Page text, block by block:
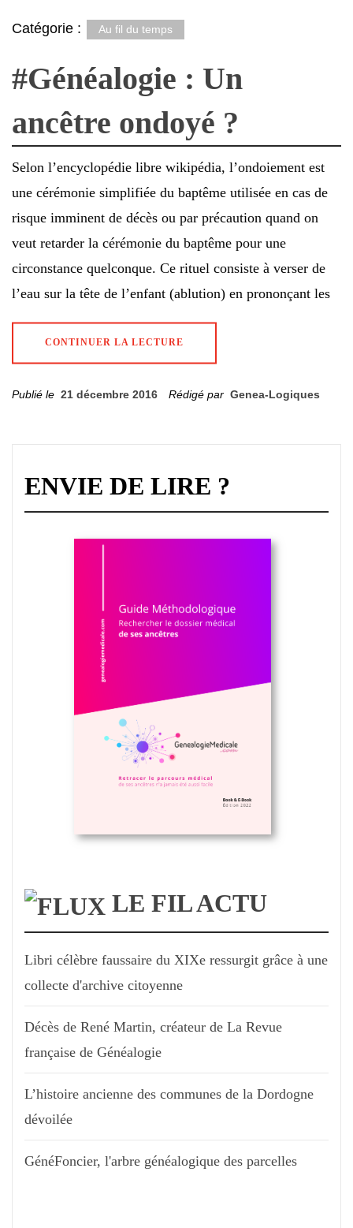
Catégorie : Au fil du temps
#Généalogie : Un
ancêtre ondoyé ?
Selon l’encyclopédie libre wikipédia, l’ondoiement est
une cérémonie simplifiée du baptême utilisée en cas de
risque imminent de décès ou par précaution quand on
veut retarder la cérémonie du baptême pour une
circonstance quelconque. Ce rituel consiste à verser de
l’eau sur la tête de l’enfant (ablution) en prononçant les
CONTINUER LA LECTURE
Publié le 21 décembre 2016 Rédigé par Genea-Logiques
ENVIE DE LIRE ?
LE FIL ACTU
Libri célèbre faussaire du XIXe ressurgit grâce à une
collecte d'archive citoyenne
Décès de René Martin, créateur de La Revue
française de Généalogie
L’histoire ancienne des communes de la Dordogne
dévoilée
GénéFoncier, l'arbre généalogique des parcelles